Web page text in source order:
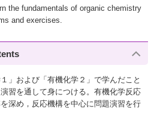
the fundamentals of organic chemistry
and exercises.
」および「有機化学２」で学んだこと
習を通して身につける。有機化学反応
深め，反応機構を中心に問題演習を行